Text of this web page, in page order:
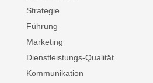
Strategie
Führung
Marketing
Dienstleistungs-Qualität
Kommunikation